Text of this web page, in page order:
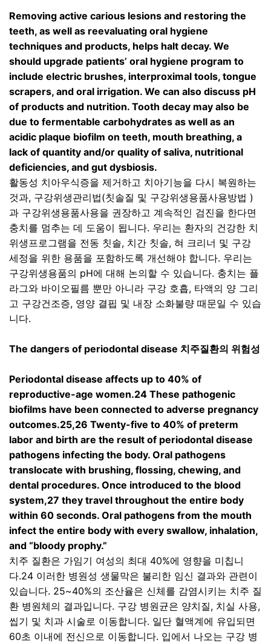
Removing active carious lesions and restoring the
teeth, as well as reevaluating oral hygiene
techniques and products, helps halt decay. We
should upgrade patients’ oral hygiene program to
include electric brushes, interproximal tools, tongue
scrapers, and oral irrigation. We can also discuss pH
of products and nutrition. Tooth decay may also be
due to fermentable carbohydrates as well as an
acidic plaque biofilm on teeth, mouth breathing, a
lack of quantity and/or quality of saliva, nutritional
deficiencies, and gut dysbiosis.
활동성 치아우식증을 제거하고 치아기능을 다시 복원하는
것과, 구강위생관리법(칫솔질 및 구강위생용품사용방법 )
과 구강위생용품사용을 권장하고 계속적인 검진을 한다면
충치를 멈추는 데 도움이 됩니다. 우리는 환자의 건강한 치
위생프로그램을 전동 칫솔, 치간 칫솔, 혀 크리너 및 구강
세정을 위한 용품을 포함하도록 개선해야 합니다. 우리는
구강위생용품의 pH에 대해 논의할 수 있습니다. 충치는 플
라그와 바이오필름 뿐만 아니라 구강 호흡, 타액의 양 그리
고 구강건조증, 영양 결핍 및 내장 소화불량 때문일 수 있습
니다.
The dangers of periodontal disease 치주질환의 위험성
Periodontal disease affects up to 40% of
reproductive-age women.24 These pathogenic
biofilms have been connected to adverse pregnancy
outcomes.25,26 Twenty-five to 40% of preterm
labor and birth are the result of periodontal disease
pathogens infecting the body. Oral pathogens
translocate with brushing, flossing, chewing, and
dental procedures. Once introduced to the blood
system,27 they travel throughout the entire body
within 60 seconds. Oral pathogens from the mouth
infect the entire body with every swallow, inhalation,
and “bloody prophy.”
치주 질환은 가임기 여성의 최대 40%에 영향을 미칩니
다.24 이러한 병원성 생물막은 불리한 임신 결과와 관련이
있습니다. 25~40%의 조산율은 신체를 감염시키는 치주 질
환 병원체의 결과입니다. 구강 병원균은 양치질, 치실 사용,
씹기 및 치과 시술로 이동합니다. 일단 혈액계에 유입되면
60초 이내에 전신으로 이동합니다. 입에서 나오는 구강 병